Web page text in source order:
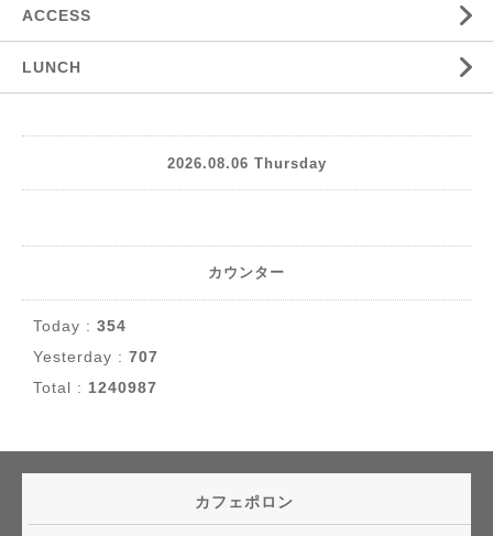
ACCESS
LUNCH
2026.08.06 Thursday
カウンター
Today : 354
Yesterday : 707
Total : 1240987
カフェポロン